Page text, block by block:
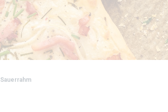
Sauerrahm